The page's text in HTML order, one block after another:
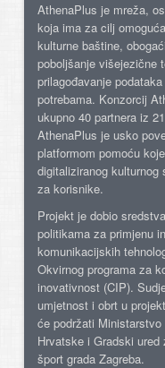
AthenaPlus je mreža,
koja ima za cilj
kulturne baštine,
poboljšanje višejezične
prilagođavanje
potrebama. Konzorcij
ukupno 40 partnera iz
AthenaPlus je usko
platformom pomoću
digitaliziranog kulturnog
za korisnike.
Projekt je dobio
politikama za primjenu
komunikacijskih
Okvirnog programa za
inovativnost (CIP).
umjetnost i obrt u
će podržati
Hrvatske i Gradski
šport grada Zagreba.